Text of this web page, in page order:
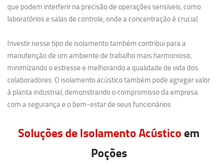
que podem interferir na precisão de operações sensíveis, como
laboratórios e salas de controle, onde a concentração é crucial.
Investir nesse tipo de isolamento também contribui para a
manutenção de um ambiente de trabalho mais harmonioso,
minimizando o estresse e melhorando a qualidade de vida dos
colaboradores. O isolamento acústico também pode agregar valor
à planta industrial, demonstrando o compromisso da empresa
com a segurança e o bem-estar de seus funcionários
Soluções de Isolamento Acústico em
Poções